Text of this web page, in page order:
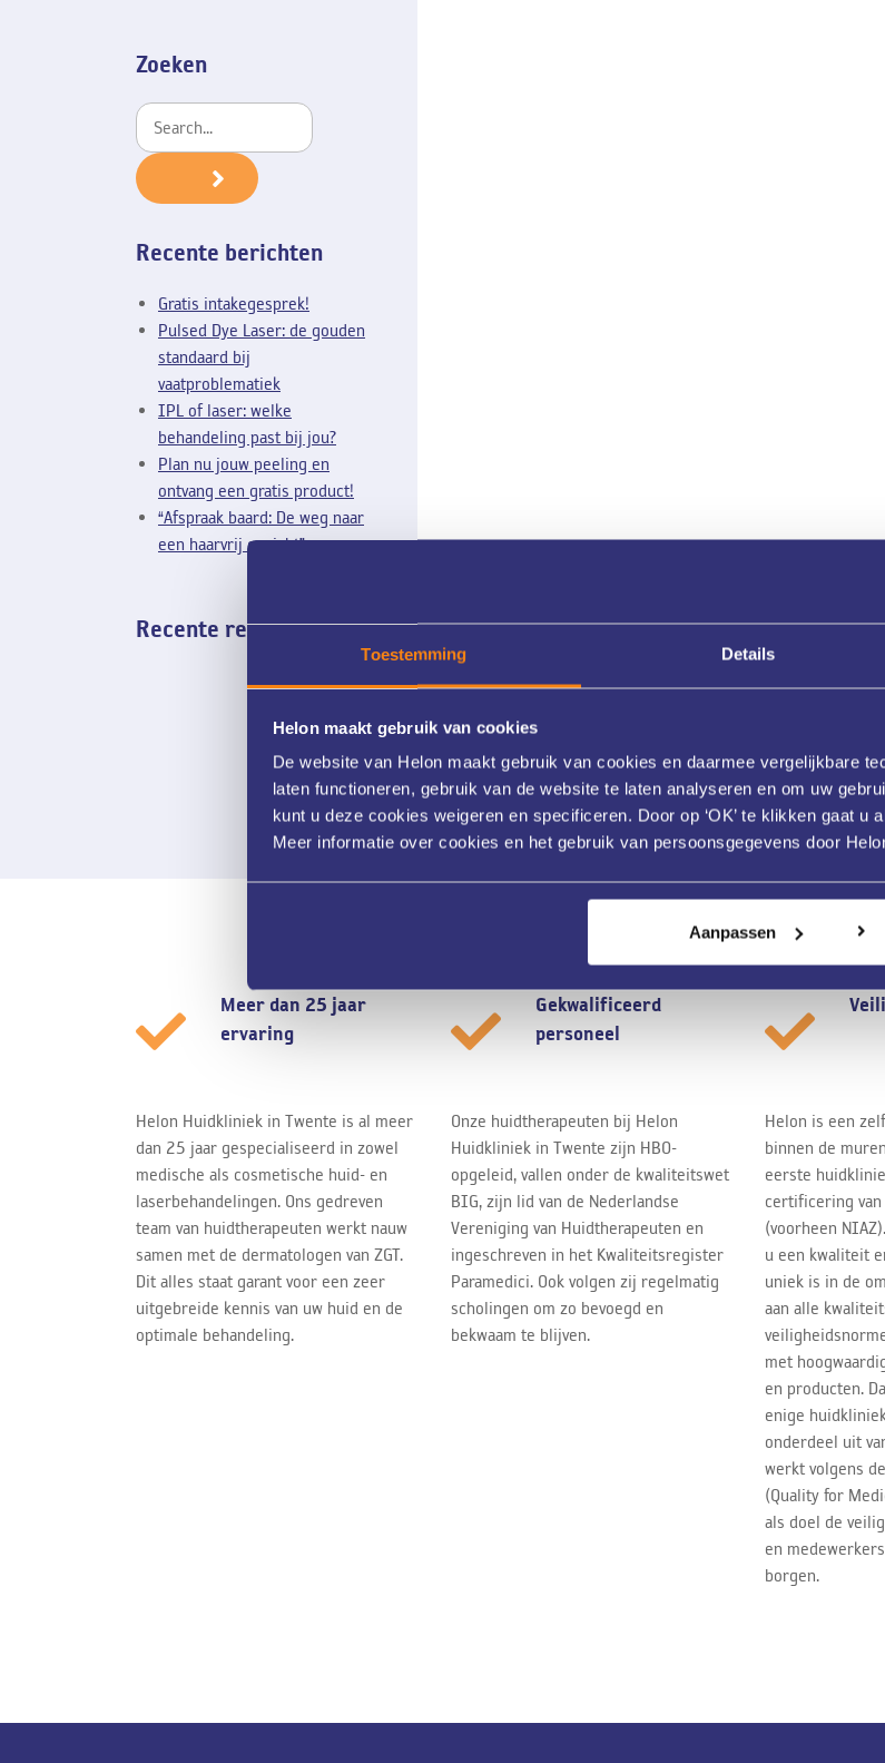
Toestemming Details
Helon maakt gebruik van cookies
De website van Helon maakt gebruik van cookies en daarmee vergelijkbare
laten functioneren, gebruik van de website te laten analyseren en om uw
kunt u deze cookies weigeren en specificeren. Door op ‘OK’ te klikken gaat u
Meer informatie over cookies en het gebruik van persoonsgegevens door
Aanpassen
Zoeken
Recente berichten
Gratis intakegesprek!
Pulsed Dye Laser: de gouden
standaard bij
vaatproblematiek
IPL of laser: welke
behandeling past bij jou?
Plan nu jouw peeling en
ontvang een gratis product!
“Afspraak baard: De weg naar
een haarvrij gezicht”.
Recente reacties
Meer dan 25 jaar
ervaring
Helon Huidkliniek in Twente is al meer
dan 25 jaar gespecialiseerd in zowel
medische als cosmetische huid- en
laserbehandelingen. Ons gedreven
team van huidtherapeuten werkt nauw
samen met de dermatologen van ZGT.
Dit alles staat garant voor een zeer
uitgebreide kennis van uw huid en de
optimale behandeling.
Gekwalificeerd
personeel
Onze huidtherapeuten bij Helon
Huidkliniek in Twente zijn HBO-
opgeleid, vallen onder de kwaliteitswet
BIG, zijn lid van de Nederlandse
Vereniging van Huidtherapeuten en
ingeschreven in het Kwaliteitsregister
Paramedici. Ook volgen zij regelmatig
scholingen om zo bevoegd en
bekwaam te blijven.
Helon is een
binnen de
eerste
certificering van
(voorheen
u een kwaliteit
uniek is in de
aan alle
met
en producten.
enige
onderdeel uit
werkt volgens
(Quality for
als doel de
en
borgen.